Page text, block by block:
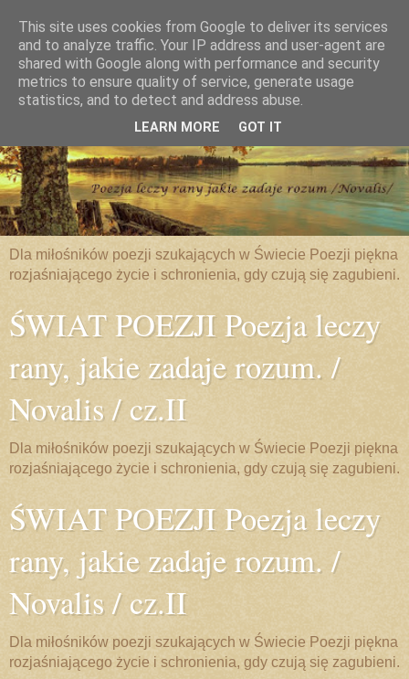
Dla miłośników poezji szukających w Świecie Poezji piękna
rozjaśniającego życie i schronienia, gdy czują się zagubieni.
ŚWIAT POEZJI Poezja leczy
rany, jakie zadaje rozum. /
Novalis / cz.II
Dla miłośników poezji szukających w Świecie Poezji piękna
rozjaśniającego życie i schronienia, gdy czują się zagubieni.
ŚWIAT POEZJI Poezja leczy
rany, jakie zadaje rozum. /
Novalis / cz.II
Dla miłośników poezji szukających w Świecie Poezji piękna
rozjaśniającego życie i schronienia, gdy czują się zagubieni.
This site uses cookies from Google to deliver its services
and to analyze traffic. Your IP address and user-agent are
shared with Google along with performance and security
metrics to ensure quality of service, generate usage
statistics, and to detect and address abuse.
LEARN MORE GOT IT